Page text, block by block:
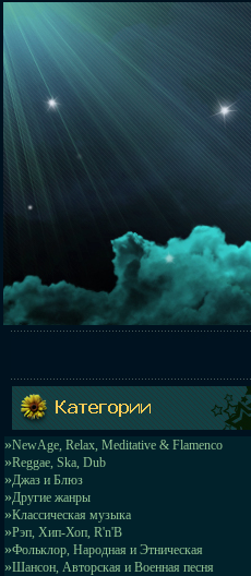
»NewAge, Relax, Meditative & Flamenco
»Reggae, Ska, Dub
»Джаз и Блюз
»Другие жанры
»Классическая музыка
»Рэп, Хип-Хоп, R'n'B
»Фольклор, Народная и Этническая
»Шансон, Авторская и Военная песня